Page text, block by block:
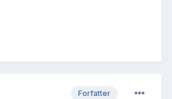
Forfatter